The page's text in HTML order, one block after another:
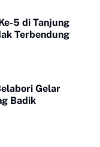
5 di Tanjung
Terbendung
Gelar
Badik